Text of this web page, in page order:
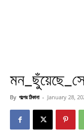
By গল্পের ঠিকানা - January 28,